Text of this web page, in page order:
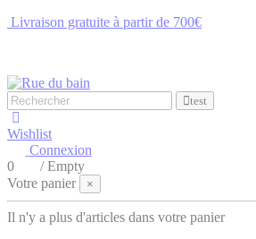
Livraison gratuite à partir de 700€
test
Wishlist
Connexion
0
/Empty
Votre panier
×
Il n'y a plus d'articles dans votre panier